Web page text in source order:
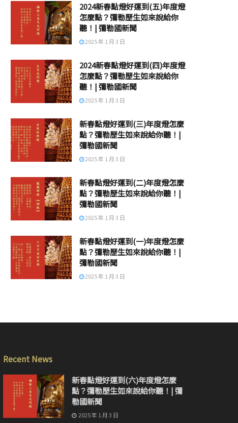
2024新春點燈好運到(五)年度燈
怎麼點？彌勒歷生如來說給你
聽！| 彌勒國新聞
2025 年 1 月 3 日
2024新春點燈好運到(四)年度燈
怎麼點？彌勒歷生如來說給你
聽！| 彌勒國新聞
2025 年 1 月 3 日
新春點燈好運到(三)年度燈怎麼
點？彌勒歷生如來說給你聽！|
彌勒國新聞
2025 年 1 月 3 日
新春點燈好運到(二)年度燈怎麼
點？彌勒歷生如來說給你聽！|
彌勒國新聞
2025 年 1 月 3 日
新春點燈好運到(一)年度燈怎麼
點？彌勒歷生如來說給你聽！|
彌勒國新聞
2025 年 1 月 3 日
Recent News
新春點燈好運到(六)年度燈怎麼
點？彌勒歷生如來說給你聽！| 彌
勒國新聞
2025 年 1 月 3 日